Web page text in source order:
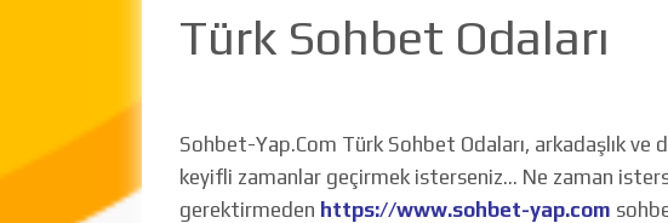
Türk Sohbet Odaları
Sohbet-Yap.Com Türk Sohbet Odaları, arkadaşlık
keyifli zamanlar geçirmek isterseniz… Ne zaman
gerektirmeden https://www.sohbet-yap.com